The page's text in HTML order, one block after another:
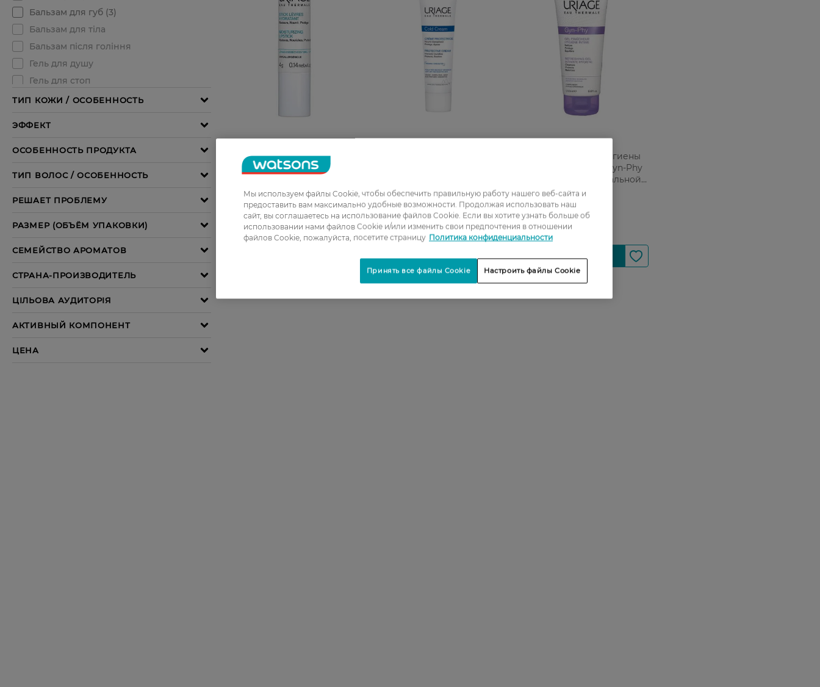
Бальзам для губ Uriage
Moisturizing Lipstick
Увлажняющий 4 г
547,99 ГРН 731,99 ГРН
Гель для интимной гигиены
Uriage Eau Thermale Gyn-Phy
Освежающий с термальной
водой 200 мл
590,99 ГРН
Мы используем файлы Cookie, чтобы обеспечить правильную работу нашего веб-сайта и
предоставить вам максимально удобные возможности. Продолжая использовать наш
сайт, вы соглашаетесь на использование файлов Cookie. Если вы хотите узнать больше об
использовании нами файлов Cookie и/или изменить свои предпочтения в отношении
файлов Cookie, пожалуйста, посетите страницу Политика конфиденциальности
Настроить файлы Cookie
Принять все файлы Cookie